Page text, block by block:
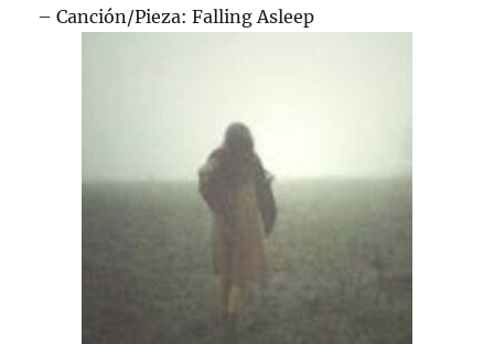
– Canción/Pieza: Falling Asleep